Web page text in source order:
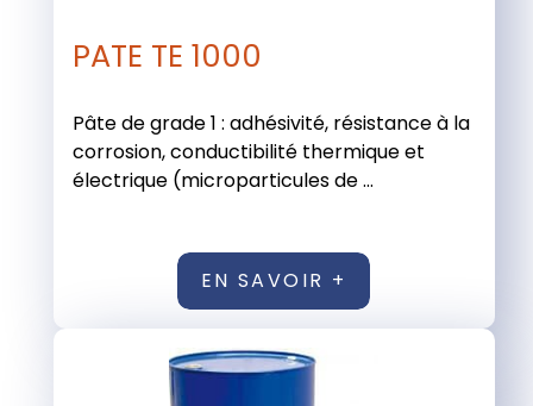
PATE TE 1000
Pâte de grade 1 : adhésivité, résistance à la
corrosion, conductibilité thermique et
électrique (microparticules de ...
EN SAVOIR +